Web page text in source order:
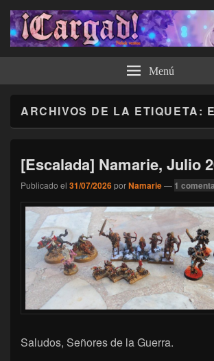
¡Cargad! Menú
ARCHIVOS DE LA ETIQUETA:
[Escalada] Namarie, Julio
Publicado el 31/07/2026porNamarie— 1
Saludos, Señores de la Guerra.